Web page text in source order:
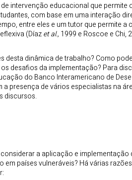
intervenção educacional que permite
com base em uma interação
entre eles e um tutor que permite a
(Díazet al., 1999 e Roscoe e Chi,
desta dinâmica de trabalho? Como
desafios da implementação? Para
do Banco Interamericano de
presença de vários especialistas na
discursos.
a aplicação e
em países vulneráveis? Há várias